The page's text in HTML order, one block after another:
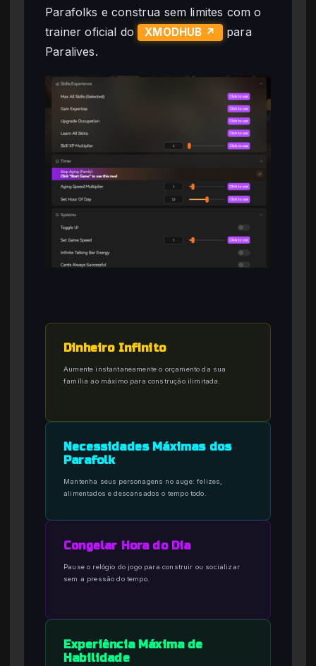
Parafolks e construa sem limites com o
trainer oficial do
XMODHUB ↗
para
Paralives.
Dinheiro Infinito
Aumente instantaneamente o orçamento da sua
família ao máximo para construção ilimitada.
Necessidades Máximas dos
Parafolk
Mantenha seus personagens no auge: felizes,
alimentados e descansados o tempo todo.
Congelar Hora do Dia
Pause o relógio do jogo para construir ou socializar
sem a pressão do tempo.
Experiência Máxima de
Habilidade